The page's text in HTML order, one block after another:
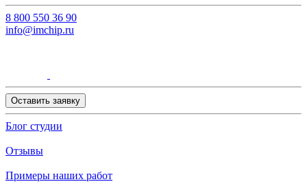
8 800 550 36 90
info@imchip.ru
Оставить заявку
Блог студии
Отзывы
Примеры наших работ